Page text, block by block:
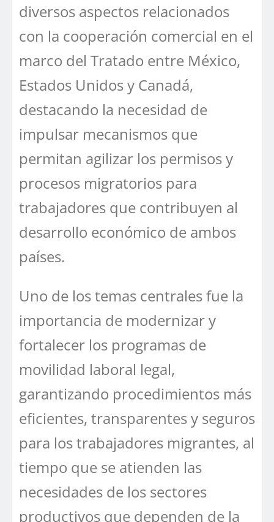
diversos aspectos relacionados
con la cooperación comercial en el
marco del Tratado entre México,
Estados Unidos y Canadá,
destacando la necesidad de
impulsar mecanismos que
permitan agilizar los permisos y
procesos migratorios para
trabajadores que contribuyen al
desarrollo económico de ambos
países.
Uno de los temas centrales fue la
importancia de modernizar y
fortalecer los programas de
movilidad laboral legal,
garantizando procedimientos más
eficientes, transparentes y seguros
para los trabajadores migrantes, al
tiempo que se atienden las
necesidades de los sectores
productivos que dependen de la